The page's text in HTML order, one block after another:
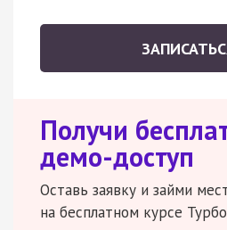
Получи
демо-доступ
Оставь заявку и займи
на бесплатном курсе